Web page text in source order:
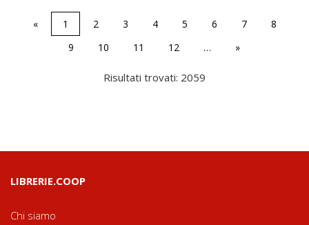
« 1 2 3 4 5 6 7
8
9
10 11 12 … »
Risultati trovati: 2059
LIBRERIE.COOP
Chi siamo